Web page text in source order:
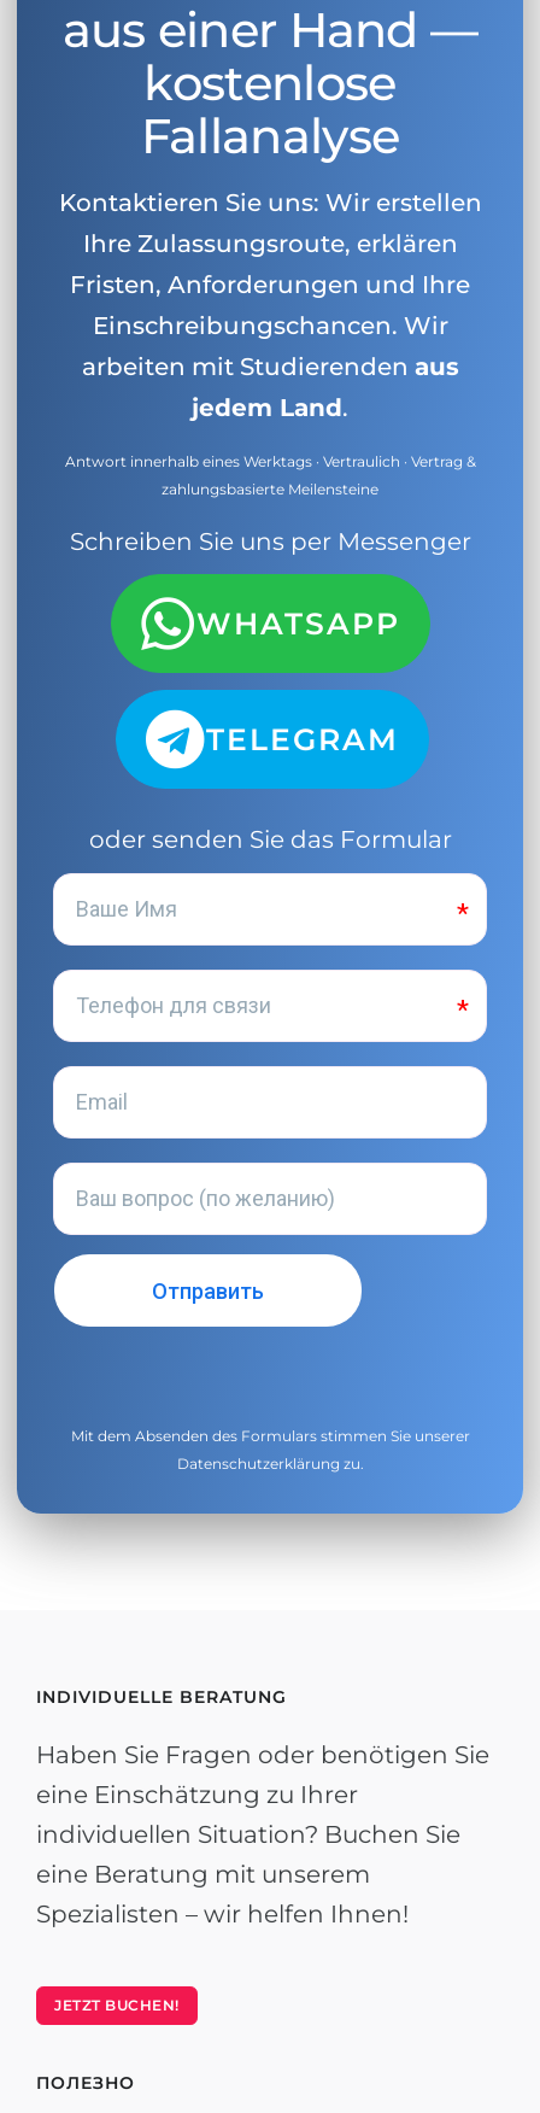
aus einer Hand —
kostenlose
Fallanalyse
Kontaktieren Sie uns: Wir erstellen
Ihre Zulassungsroute, erklären
Fristen, Anforderungen und Ihre
Einschreibungschancen. Wir
arbeiten mit Studierenden aus
jedem Land.
Antwort innerhalb eines Werktags · Vertraulich · Vertrag &
zahlungsbasierte Meilensteine
Schreiben Sie uns per Messenger
WHATSAPP
TELEGRAM
oder senden Sie das Formular
Mit dem Absenden des Formulars stimmen Sie unserer
Datenschutzerklärung zu.
INDIVIDUELLE BERATUNG
Haben Sie Fragen oder benötigen Sie
eine Einschätzung zu Ihrer
individuellen Situation? Buchen Sie
eine Beratung mit unserem
Spezialisten – wir helfen Ihnen!
JETZT BUCHEN!
ПОЛЕЗНО